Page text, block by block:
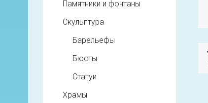
Памятники и фонтаны
Скульптура
Барельефы
Бюсты
Статуи
Храмы